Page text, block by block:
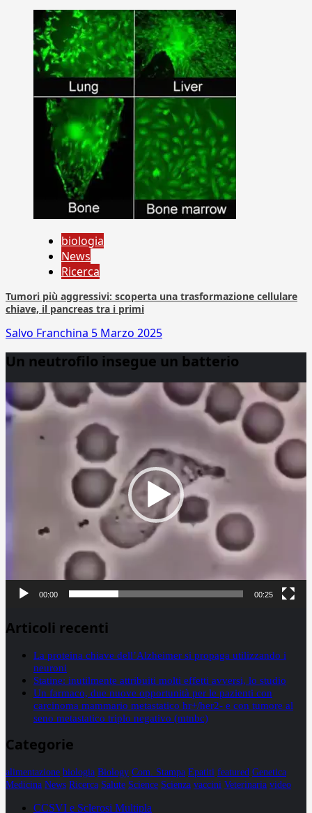
biologia
News
Ricerca
Tumori più aggressivi: scoperta una trasformazione cellulare
chiave, il pancreas tra i primi
Salvo Franchina 5 Marzo 2025
Un neutrofilo insegue un batterio
Player
00:00 00:25
Articoli recenti
La proteina chiave dell’Alzheimer si propaga utilizzando i
neuroni
Statine: inutilmente attribuiti molti effetti avversi, lo studio
Un farmaco, due nuove opportunità per le pazienti con
carcinoma mammario metastatico hr+/her2- e con tumore al
seno metastatico triplo negativo (mtnbc)
Categorie
alimentazione biologia Biology Com. Stampa Epatiti featured Genetica
Medicina News Ricerca Salute Science Scienza vaccini Veterinaria video
CCSVI e Sclerosi Multipla